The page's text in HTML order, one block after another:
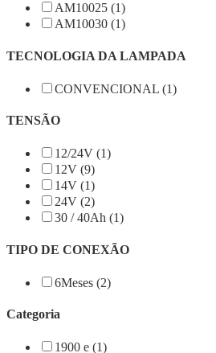
AM10025 (1)
AM10030 (1)
TECNOLOGIA DA LAMPADA
CONVENCIONAL (1)
TENSÃO
12/24V (1)
12V (9)
14V (1)
24V (2)
30 / 40Ah (1)
TIPO DE CONEXÃO
6Meses (2)
Categoria
1900 e (1)